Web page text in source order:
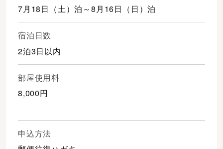
7月18日（土）泊～8月16日（日）泊
宿泊日数
2泊3日以内
部屋使用料
8,000円
申込方法